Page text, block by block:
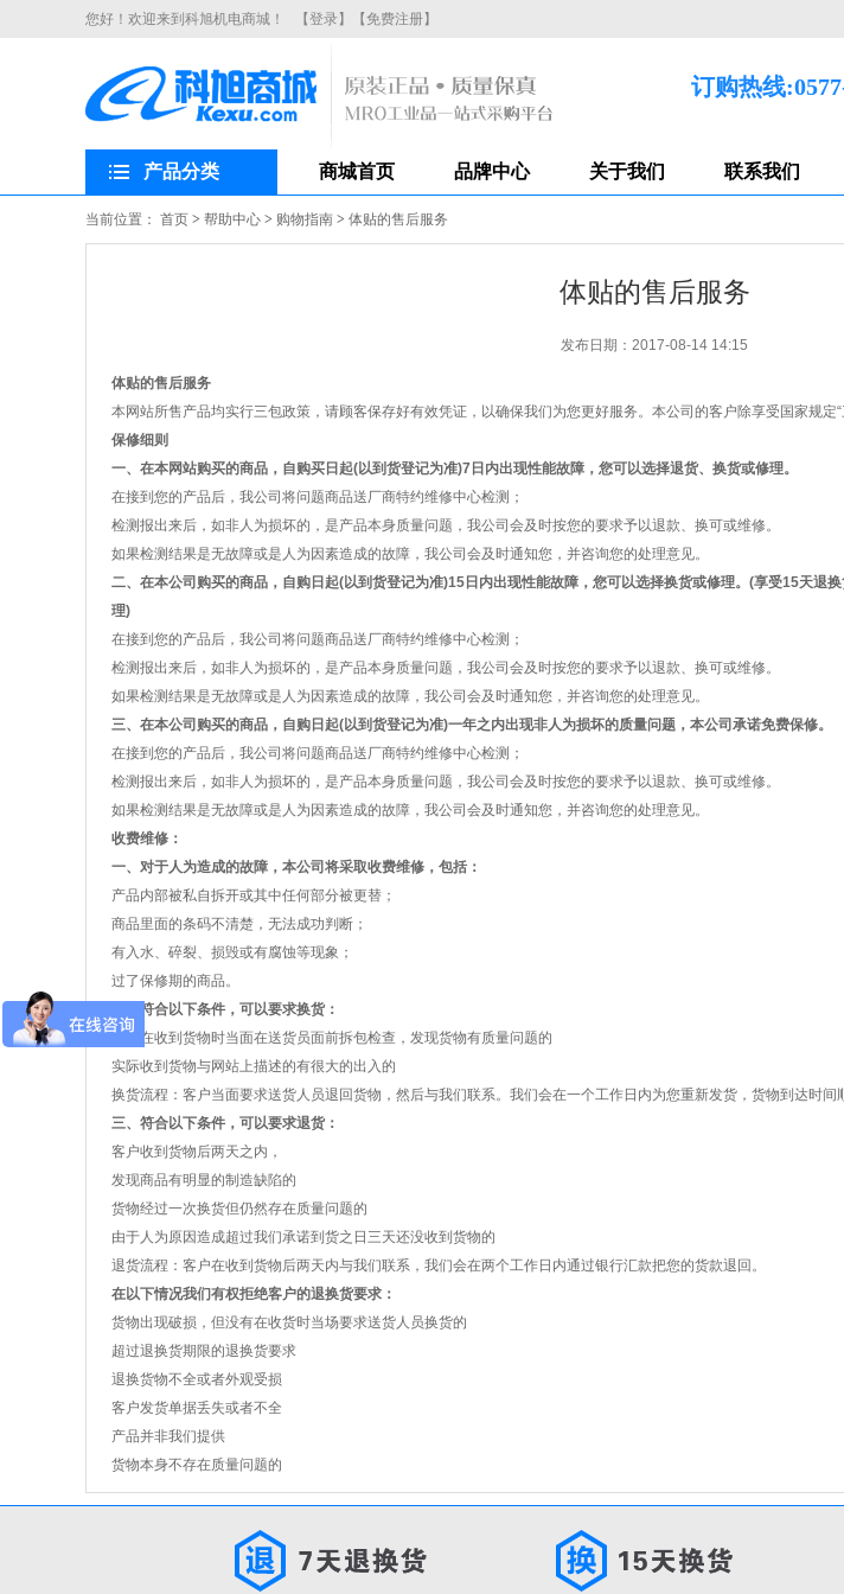
您好！欢迎来到科旭机电商城！ 【登录】 【免费注册】
订购热线:0577-
产品分类 商城首页 品牌中心 关于我们 联系我们
当前位置： 首页 > 帮助中心 > 购物指南 > 体贴的售后服务
体贴的售后服务
发布日期：2017-08-14 14:15
体贴的售后服务
本网站所售产品均实行三包政策，请顾客保存好有效凭证，以确保我们为您更好服务。本公司的客户除享受国家规定“
保修细则
一、在本网站购买的商品，自购买日起(以到货登记为准)7日内出现性能故障，您可以选择退货、换货或修理。
在接到您的产品后，我公司将问题商品送厂商特约维修中心检测；
检测报出来后，如非人为损坏的，是产品本身质量问题，我公司会及时按您的要求予以退款、换可或维修。
如果检测结果是无故障或是人为因素造成的故障，我公司会及时通知您，并咨询您的处理意见。
二、在本公司购买的商品，自购日起(以到货登记为准)15日内出现性能故障，您可以选择换货或修理。(享受15天退
理)
在接到您的产品后，我公司将问题商品送厂商特约维修中心检测；
检测报出来后，如非人为损坏的，是产品本身质量问题，我公司会及时按您的要求予以退款、换可或维修。
如果检测结果是无故障或是人为因素造成的故障，我公司会及时通知您，并咨询您的处理意见。
三、在本公司购买的商品，自购日起(以到货登记为准)一年之内出现非人为损坏的质量问题，本公司承诺免费保修。
在接到您的产品后，我公司将问题商品送厂商特约维修中心检测；
检测报出来后，如非人为损坏的，是产品本身质量问题，我公司会及时按您的要求予以退款、换可或维修。
如果检测结果是无故障或是人为因素造成的故障，我公司会及时通知您，并咨询您的处理意见。
收费维修：
一、对于人为造成的故障，本公司将采取收费维修，包括：
产品内部被私自拆开或其中任何部分被更替；
商品里面的条码不清楚，无法成功判断；
有入水、碎裂、损毁或有腐蚀等现象；
过了保修期的商品。
二、符合以下条件，可以要求换货：
客户在收到货物时当面在送货员面前拆包检查，发现货物有质量问题的
实际收到货物与网站上描述的有很大的出入的
换货流程：客户当面要求送货人员退回货物，然后与我们联系。我们会在一个工作日内为您重新发货，货物到达时间
三、符合以下条件，可以要求退货：
客户收到货物后两天之内，
发现商品有明显的制造缺陷的
货物经过一次换货但仍然存在质量问题的
由于人为原因造成超过我们承诺到货之日三天还没收到货物的
退货流程：客户在收到货物后两天内与我们联系，我们会在两个工作日内通过银行汇款把您的货款退回。
在以下情况我们有权拒绝客户的退换货要求：
货物出现破损，但没有在收货时当场要求送货人员换货的
超过退换货期限的退换货要求
退换货物不全或者外观受损
客户发货单据丢失或者不全
产品并非我们提供
货物本身不存在质量问题的